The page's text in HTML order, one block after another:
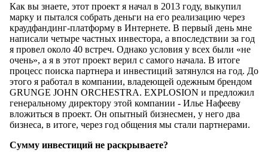
Как вы знаете, этот проект я начал в 2013 году, выкупил
марку и пытался собрать деньги на его реализацию через
краудфандинг-платформу в Интернете. В первый день мне
написали четыре частных инвестора, а впоследствии за год
я провел около 40 встреч. Однако условия у всех были «не
очень», а я в этот проект верил с самого начала. В итоге
процесс поиска партнера и инвестиций затянулся на год. До
этого я работал в компании, владеющей одежным брендом
GRUNGE JOHN ORCHESTRA. EXPLOSION и предложил
генеральному директору этой компании - Илье Нафееву
вложиться в проект. Он опытный бизнесмен, у него два
бизнеса, в итоге, через год общения мы стали партнерами.
Сумму инвестиций не раскрываете?